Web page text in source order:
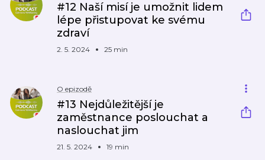
#12 Naší misí je umožnit lidem
lépe přistupovat ke svému
zdraví
2. 5. 2024 25 min
O epizodě
#13 Nejdůležitější je
zaměstnance poslouchat a
naslouchat jim
21. 5. 2024 19 min